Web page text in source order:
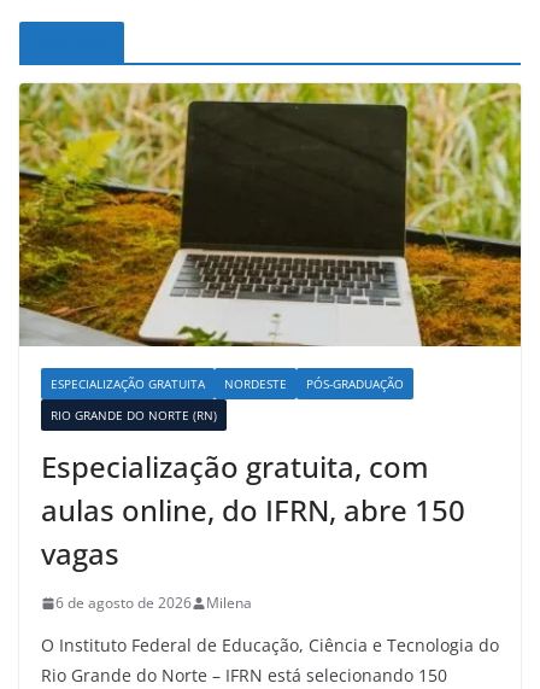
ESPECIALIZAÇÃO GRATUITA NORDESTE
PÓS-GRADUAÇÃO
RIO GRANDE DO NORTE (RN)
Especialização gratuita, com
aulas online, do IFRN, abre 150
vagas
6 de agosto de 2026 Milena
O Instituto Federal de Educação, Ciência e Tecnologia do
Rio Grande do Norte – IFRN está selecionando 150